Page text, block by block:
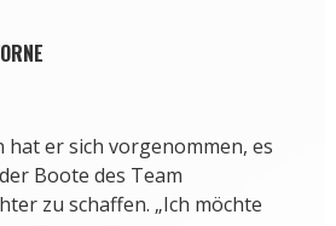
hat er sich vorgenommen, es
Boote des Team
zu schaffen. „Ich möchte